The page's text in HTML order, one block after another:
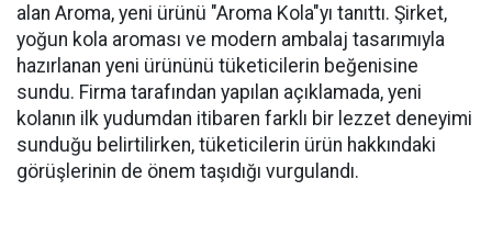
alan Aroma, yeni ürünü "Aroma Kola"yı tanıttı. Şirket,
yoğun kola aroması ve modern ambalaj tasarımıyla
hazırlanan yeni ürününü tüketicilerin beğenisine
sundu. Firma tarafından yapılan açıklamada, yeni
kolanın ilk yudumdan itibaren farklı bir lezzet deneyimi
sunduğu belirtilirken, tüketicilerin ürün hakkındaki
görüşlerinin de önem taşıdığı vurgulandı.